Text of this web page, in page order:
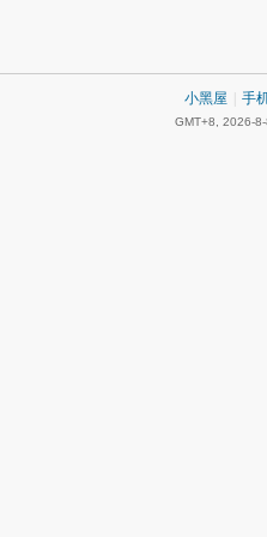
小黑屋 手
GMT+8, 2026-